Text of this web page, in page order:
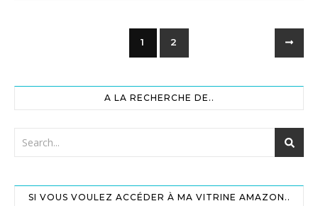
1 2
A LA RECHERCHE DE..
SI VOUS VOULEZ ACCÉDER À MA VITRINE AMAZON..